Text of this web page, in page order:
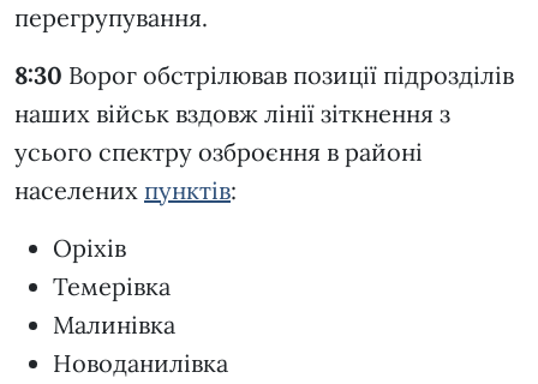
перегрупування.
8:30 Ворог обстрілював позиції підрозділів
наших військ вздовж лінії зіткнення з
усього спектру озброєння в районі
населених пунктів:
Оріхів
Темерівка
Малинівка
Новоданилівка